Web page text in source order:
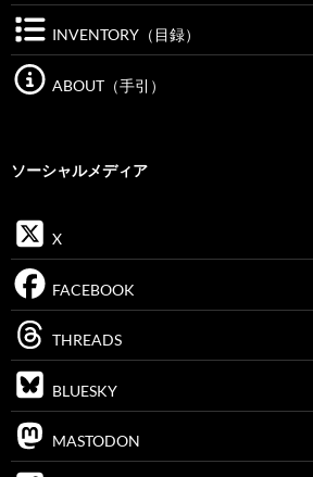
INVENTORY（目録）
ABOUT（手引）
ソーシャルメディア
X
FACEBOOK
THREADS
BLUESKY
MASTODON